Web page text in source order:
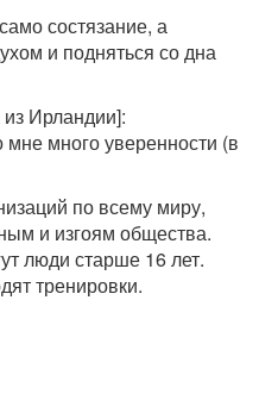
состязание, а
и подняться со дна
Ирландии]:
много уверенности (в
по всему миру,
и изгоям общества.
люди старше 16 лет.
тренировки.